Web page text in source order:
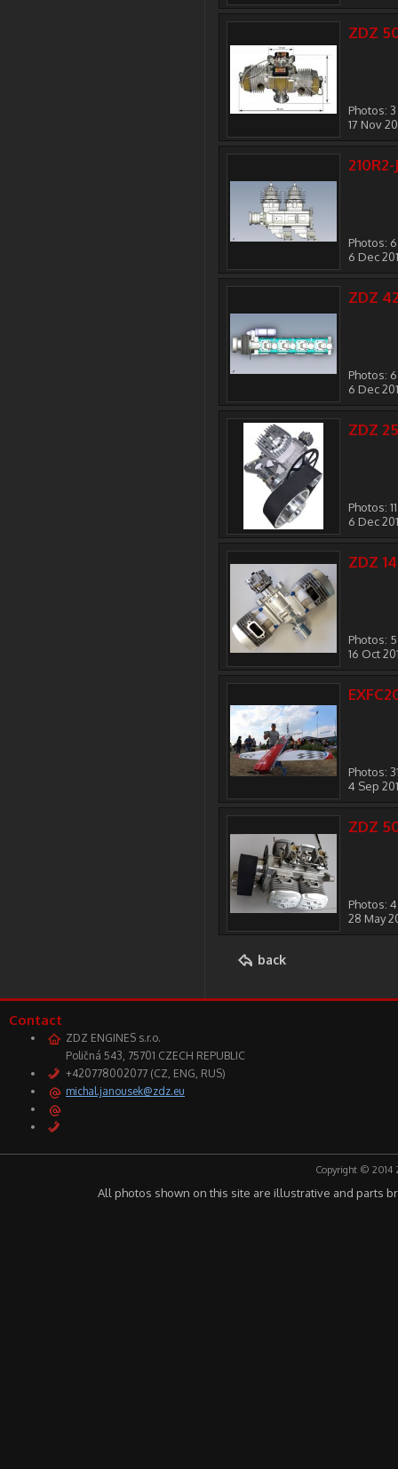
ZDZ
Photos: 3
17 Nov
210R2-
Photos: 6
6 Dec
ZDZ
Photos: 6
6 Dec
ZDZ
Photos: 11
6 Dec
ZDZ
Photos: 5
16 Oct
Photos:
4 Sep
ZDZ
Photos: 4
28 May
back
Contact
ZDZ ENGINES s.r.o.
Poličná 543, 75701 CZECH REPUBLIC
+420778002077 (CZ, ENG, RUS)
michal.janousek@zdz.eu
Copyright © 2014
All photos shown on this site are illustrative and parts